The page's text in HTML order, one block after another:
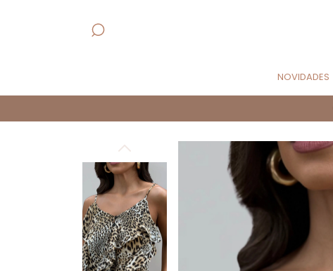
NOVIDADES